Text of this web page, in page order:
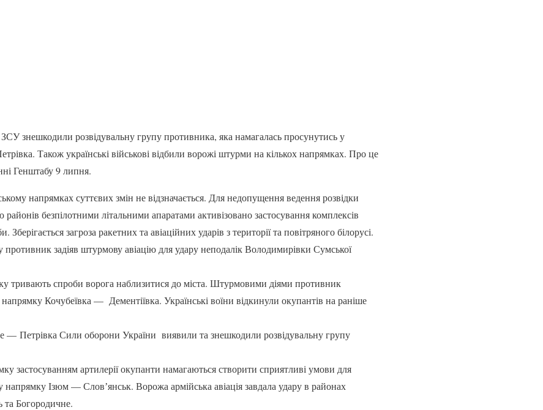
знешкодили розвідувальну групу противника, яка намагалась просунутись у
Також українські військові відбили ворожі штурми на кількох напрямках. Про це
Генштабу 9 липня.
напрямках суттєвих змін не відзначається. Для недопущення ведення розвідки
безпілотними літальними апаратами активізовано застосування комплексів
Зберігається загроза ракетних та авіаційних ударів з території та повітряного білорусі.
задіяв штурмову авіацію для удару неподалік Володимирівки Сумської
тривають спроби ворога наблизитися до міста. Штурмовими діями противник
Кочубеївка — Дементіївка. Українські воїни відкинули окупантів на раніше
— Петрівка Сили оборони України виявили та знешкодили розвідувальну групу
застосуванням артилерії окупанти намагаються створити сприятливі умови для
Ізюм — Словʼянськ. Ворожа армійська авіація завдала удару в районах
та Богородичне.